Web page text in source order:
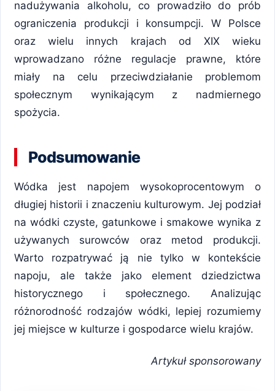
nadużywania alkoholu, co prowadziło do prób
ograniczenia produkcji i konsumpcji. W Polsce
oraz wielu innych krajach od XIX wieku
wprowadzano różne regulacje prawne, które
miały na celu przeciwdziałanie problemom
społecznym wynikającym z nadmiernego
spożycia.
Podsumowanie
Wódka jest napojem wysokoprocentowym o
długiej historii i znaczeniu kulturowym. Jej podział
na wódki czyste, gatunkowe i smakowe wynika z
używanych surowców oraz metod produkcji.
Warto rozpatrywać ją nie tylko w kontekście
napoju, ale także jako element dziedzictwa
historycznego i społecznego. Analizując
różnorodność rodzajów wódki, lepiej rozumiemy
jej miejsce w kulturze i gospodarce wielu krajów.
Artykuł sponsorowany